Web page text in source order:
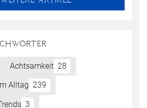
Achtsamkeit 28
Alltag 239
3